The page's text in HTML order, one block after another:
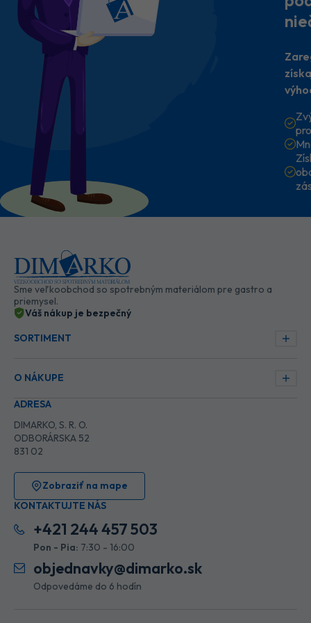
Sme veľkoobchod so spotrebným materiálom pre gastro a
priemysel.
Váš nákup je bezpečný
SORTIMENT
O NÁKUPE
ADRESA
DIMARKO, S. R. O.
ODBORÁRSKA 52
831 02
Zobraziť na mape
KONTAKTUJTE NÁS
+421 244 457 503
Pon - Pia: 7:30 - 16:00
objednavky@dimarko.sk
Odpovedáme do 6 hodín